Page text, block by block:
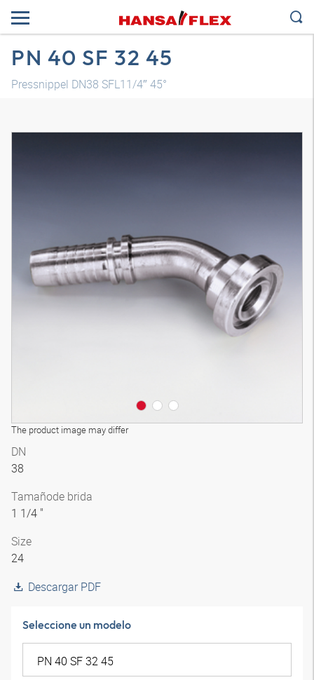
PN 40 SF 32 45
Pressnippel DN38 SFL11/4″ 45°
The product image may differ
Modelo 3D
DN
38
Tamañode brida
1 1/4 "
Size
24
Descargar PDF
Seleccione un modelo